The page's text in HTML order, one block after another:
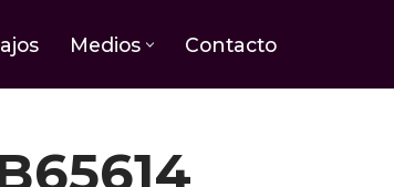
Medios Contacto